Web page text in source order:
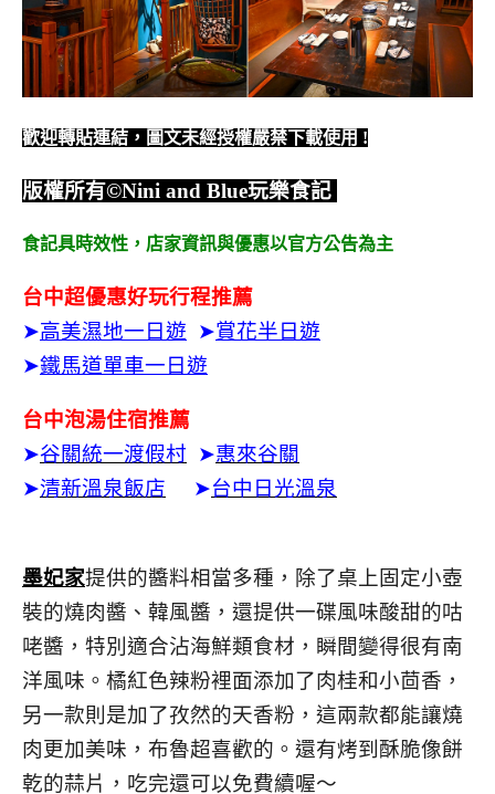
歡迎轉貼連結，圖文未經授權嚴禁下載使用 !
版權所有©Nini and Blue玩樂食記
食記具時效性， 店家資訊與優惠以官方公告為主
台中超優惠好玩行程推薦
➤高美濕地一日遊 ➤賞花半日遊
➤鐵馬道單車一日遊
台中泡湯住宿推薦
➤谷關統一渡假村 ➤惠來谷關
➤清新溫泉飯店 ➤台中日光溫泉
墨妃家提供的醬料相當多種，除了桌上固定小壺
裝的燒肉醬、韓風醬，還提供一碟風味酸甜的咕
咾醬，特別適合沾海鮮類食材，瞬間變得很有南
洋風味。橘紅色辣粉裡面添加了肉桂和小茴香，
另一款則是加了孜然的天香粉，這兩款都能讓燒
肉更加美味，布魯超喜歡的。還有烤到酥脆像餅
乾的蒜片，吃完還可以免費續喔～